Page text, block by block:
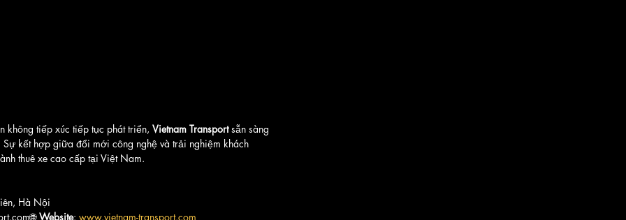
không tiếp xúc tiếp tục phát triển, Vietnam Transport sẵn sàng
kết hợp giữa đổi mới công nghệ và trải nghiệm khách
thuê xe cao cấp tại Việt Nam.
Hà Nội
Website: www.vietnam-transport.com